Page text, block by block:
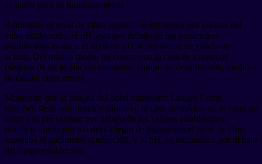
sanitaria para su funcionamiento.
Asimismo, el nivel de cloro residual se encuentra por encima del
valor establecido, el pH, está por debajo de los parámetros
establecidos es decir el nivel de pH se encuentra en estado de
acidez. Del mismo modo, no cuenta con la casa de máquinas
(sistema de recirculación constante, equipo de desinfección, medidor
de caudal entre otros).
Mencionó que la piscina del hotel campestre Luxure Camp,
tampoco tiene autorización sanitaria, ni casa de máquinas, el nivel de
cloro y el pH estaban por debajo de los valores establecidos;
mientras que la piscina del Colegio de Ingenieros el nivel de cloro
superaba el parámetro establecido, y el pH, se encontraba por debajo
del rango establecido.